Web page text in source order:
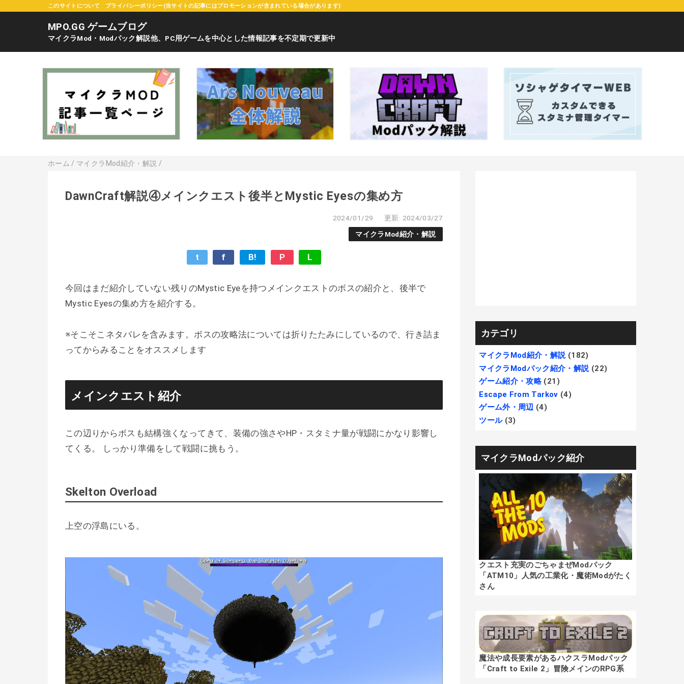
このサイトについて プライバシーポリシー(当サイトの記事にはプロモーションが含まれている場合があります)
MPO.GG ゲームブログ
マイクラMod・Modパック解説他、PC用ゲームを中心とした情報記事を不定期で更新中
ホーム / マイクラMod紹介・解説 /
DawnCraft解説④メインクエスト後半とMystic Eyesの集め方
2024/01/29
更新: 2024/03/27
マイクラMod紹介・解説
t f B! P L
今回はまだ紹介していない残りのMystic Eyeを持つメインクエストのボスの紹介と、後半で
Mystic Eyesの集め方を紹介する。
※そこそこネタバレを含みます。ボスの攻略法については折りたたみにしているので、行き詰ま
ってからみることをオススメします
メインクエスト紹介
この辺りからボスも結構強くなってきて、装備の強さやHP・スタミナ量が戦闘にかなり影響し
てくる。 しっかり準備をして戦闘に挑もう。
Skelton Overload
上空の浮島にいる。
カテゴリ
マイクラMod紹介・解説 (182)
マイクラModパック紹介・解説 (22)
ゲーム紹介・攻略 (21)
Escape From Tarkov (4)
ゲーム外・周辺 (4)
ツール (3)
マイクラModパック紹介
クエスト充実のごちゃまぜModパック
「ATM10」人気の工業化・魔術Modがたく
さん
魔法や成長要素があるハクスラModパック
「Craft to Exile 2」冒険メインのRPG系